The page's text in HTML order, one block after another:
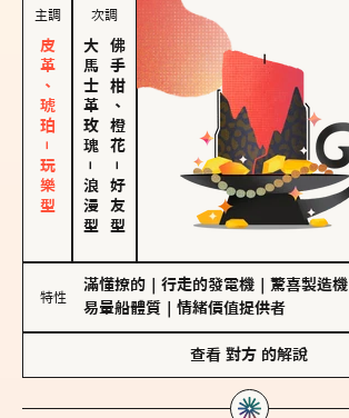
主調
皮革、琥珀－玩樂型
次調
大馬士革玫瑰
－
浪漫型
佛手柑、橙花
－
好友型
特性
滿懂撩的 行走的發電機 驚喜製造機
易暈船體質
情緒價值提供者
查看 對方 的解說